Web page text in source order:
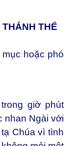
THỂ
mục hoặc phó
rong giờ phút
nhan Ngài với
Chúa vì tình